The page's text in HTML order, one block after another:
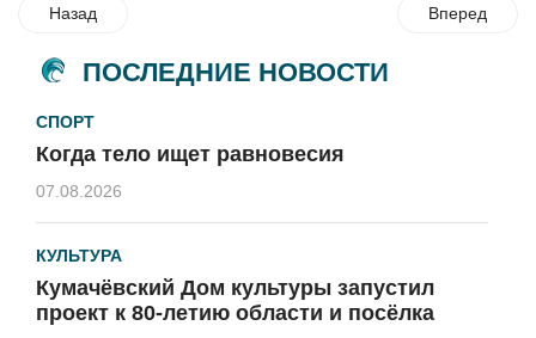
Назад Вперед
ПОСЛЕДНИЕ НОВОСТИ
СПОРТ
Когда тело ищет равновесия
07.08.2026
КУЛЬТУРА
Кумачёвский Дом культуры запустил
проект к 80-летию области и посёлка